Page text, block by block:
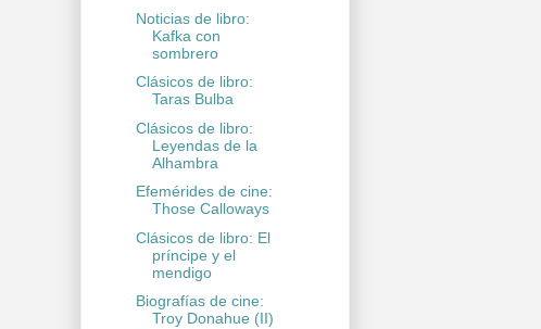
Noticias de libro:
Kafka con
sombrero
Clásicos de libro:
Taras Bulba
Clásicos de libro:
Leyendas de la
Alhambra
Efemérides de cine:
Those Calloways
Clásicos de libro: El
príncipe y el
mendigo
Biografías de cine:
Troy Donahue (II)